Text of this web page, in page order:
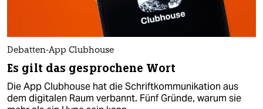
Debatten-App Clubhouse
Es gilt das gesprochene Wort
Die App Clubhouse hat die Schriftkommunikation aus
dem digitalen Raum verbannt. Fünf Gründe, warum sie